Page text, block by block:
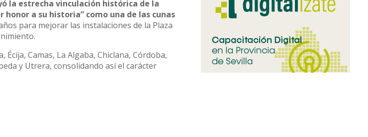
la estrecha vinculación histórica de la
a su historia” como una de las cunas
para mejorar las instalaciones de la Plaza
Camas, La Algaba, Chiclana, Córdoba,
y Utrera, consolidando así el carácter